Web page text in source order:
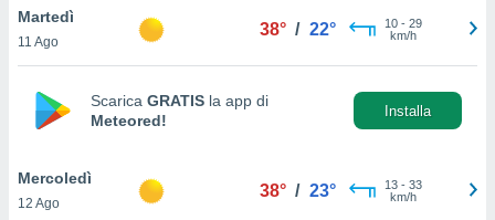
un
la
nella
Martedì
11 Ago
38° / 22° 10- 29
km/h
Scarica GRATIS la app di
Meteored!
Installa
Mercoledì
12 Ago
38° / 23° 13- 33
km/h